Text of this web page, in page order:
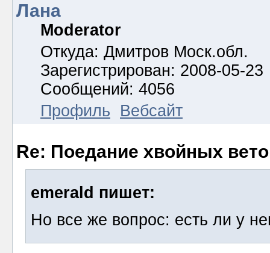
Лана
Moderator
Откуда: Дмитров Моск.обл.
Зарегистрирован: 2008-05-23
Сообщений: 4056
Профиль
Вебсайт
Re: Поедание хвойных
emerald пишет:
Но все же вопрос: есть ли у